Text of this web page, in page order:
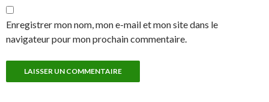
Enregistrer mon nom, mon e-mail et mon site dans le
navigateur pour mon prochain commentaire.